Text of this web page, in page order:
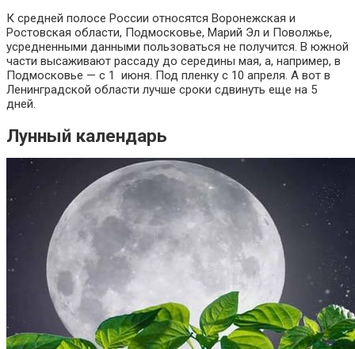
К средней полосе России относятся Воронежская и
Ростовская области, Подмосковье, Марий Эл и Поволжье,
усредненными данными пользоваться не получится. В южной
части высаживают рассаду до середины мая, а, например, в
Подмосковье — с 1 июня. Под пленку с 10 апреля. А вот в
Ленинградской области лучше сроки сдвинуть еще на 5
дней.
Лунный календарь